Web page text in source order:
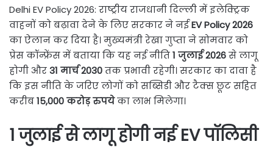
Delhi EV Policy 2026: राष्ट्रीय राजधानी दिल्ली में इलेक्ट्रिक
वाहनों को बढ़ावा देने के लिए सरकार ने नईEV Policy 2026
का ऐलान कर दिया है। मुख्यमंत्री रेखा गुप्ता ने सोमवार को
प्रेस कॉन्फ्रेंस में बताया कि यह नई नीति1 जुलाई 2026से लागू
होगी और31 मार्च 2030तक प्रभावी रहेगी। सरकार का दावा है
कि इस नीति के जरिए लोगों को सब्सिडी और टैक्स छूट सहित
करीब15,000 करोड़ रुपयेका लाभ मिलेगा।
1 जुलाई से लागू होगी नई EV पॉलिसी